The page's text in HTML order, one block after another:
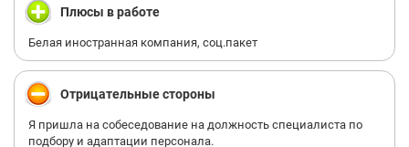
Плюсы в работе
Белая иностранная компания, соц.пакет
Отрицательные стороны
Я пришла на собеседование на должность специалиста по
подбору и адаптации персонала.